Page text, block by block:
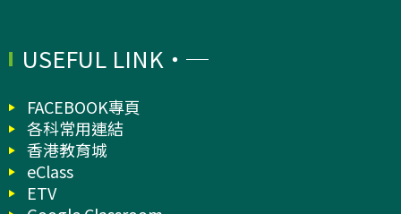
USEFUL LINK
FACEBOOK專頁
各科常用連結
香港教育城
eClass
ETV